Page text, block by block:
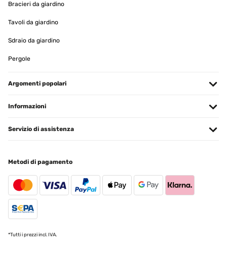
Bracieri da giardino
Tavoli da giardino
Sdraio da giardino
Pergole
Argomenti popolari
Informazioni
Servizio di assistenza
Metodi di pagamento
*Tutti i prezzi incl. IVA.